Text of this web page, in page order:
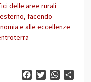
delle aree rurali
facendo
e alle eccellenze
FacebookTwitter